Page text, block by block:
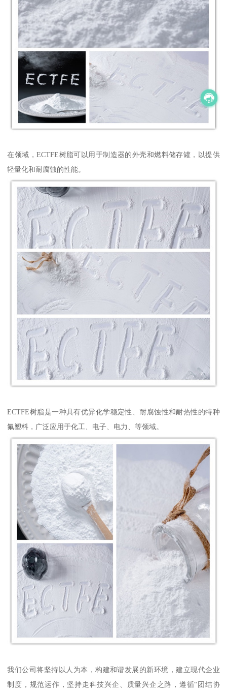
在领域，ECTFE树脂可以用于制造器的外壳和燃料储存罐，以提供
轻量化和耐腐蚀的性能。
ECTFE树脂是一种具有优异化学稳定性、耐腐蚀性和耐热性的特种
氟塑料，广泛应用于化工、电子、电力、等领域。
我们公司将坚持以人为本，构建和谐发展的新环境，建立现代企业
制度，规范运作，坚持走科技兴企、质量兴企之路，遵循“团结协